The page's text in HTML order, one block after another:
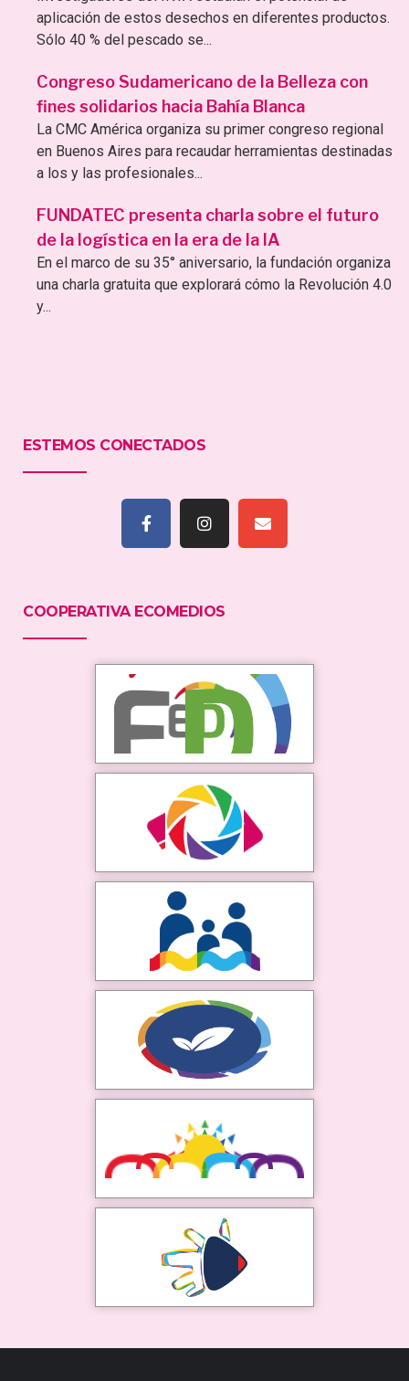
aplicación de estos desechos en diferentes productos.
Sólo 40 % del pescado se...
Congreso Sudamericano de la Belleza con
fines solidarios hacia Bahía Blanca
La CMC América organiza su primer congreso regional
en Buenos Aires para recaudar herramientas destinadas
a los y las profesionales...
FUNDATEC presenta charla sobre el futuro
de la logística en la era de la IA
En el marco de su 35° aniversario, la fundación organiza
una charla gratuita que explorará cómo la Revolución 4.0
y...
ESTEMOS CONECTADOS
COOPERATIVA ECOMEDIOS